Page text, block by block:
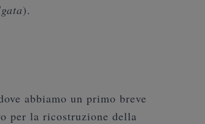
).
abbiamo un primo breve
per la ricostruzione della